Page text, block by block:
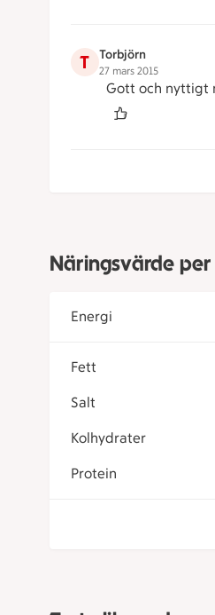
T Torbjörn
27 mars 2015
Gott och nyttigt
Näringsvärde
Energi
Fett
Salt
Kolhydrater
Protein